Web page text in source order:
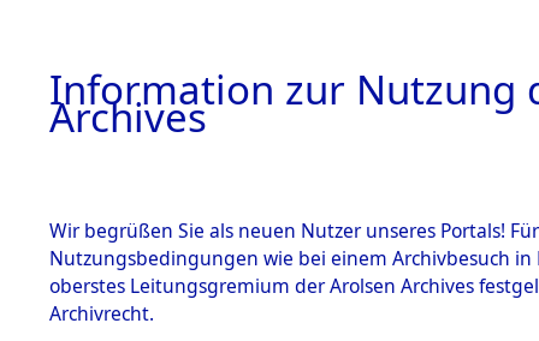
Information zur Nutzung
Archives
Wir begrüßen Sie als neuen Nutzer unseres Portals!
Nutzungsbedingungen wie bei einem Archivbesuch
oberstes Leitungsgremium der Arolsen Archives
Archivrecht.